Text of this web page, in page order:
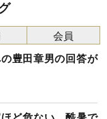
豊田章男の回答が
会員